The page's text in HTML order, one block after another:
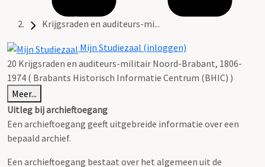
Krijgsraden en auditeurs-mi...
Mijn Studiezaal (inloggen)
20 Krijgsraden en auditeurs-militair Noord-Brabant, 1806-
1974 ( Brabants Historisch Informatie Centrum (BHIC) )
Meer...
Uitleg bij archieftoegang
Een archieftoegang geeft uitgebreide informatie over een
bepaald archief.
Een archieftoegang bestaat over het algemeen uit de